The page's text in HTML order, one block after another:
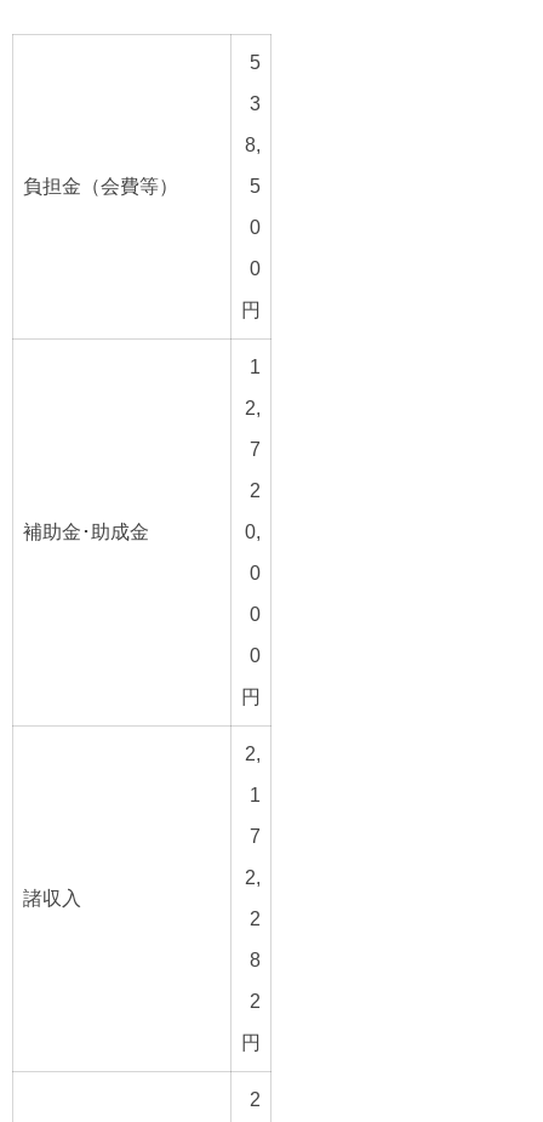
負担金（会費等）
5
3
8,
5
0
0
円
補助金･助成金
1
2,
7
2
0,
0
0
0
円
諸収入
2,
1
7
2,
2
8
2
円
2